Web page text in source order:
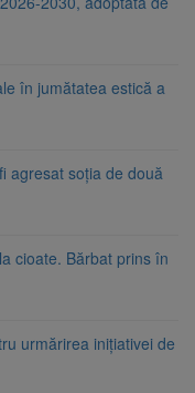
în jumătatea estică a
agresat soția de două
cioate. Bărbat prins în
urmărirea inițiativei de